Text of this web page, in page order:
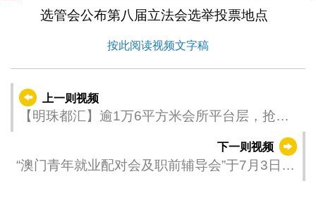
选管会公布第八届立法会选举投票地点
按此阅读视频文字稿
上一则视频
【明珠都汇】逾1万6平方米会所平台层，抢先
下一则视频
“澳门青年就业配对会及职前辅导会”于7月3日起